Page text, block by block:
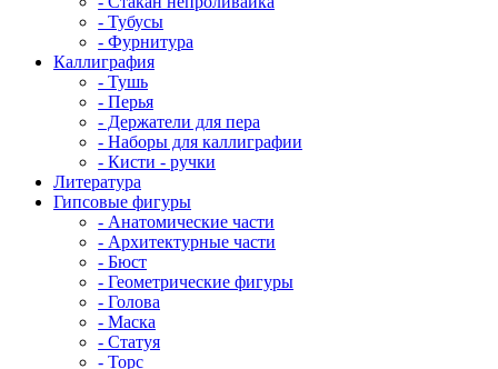
- Тубусы
- Фурнитура
Каллиграфия
- Тушь
- Перья
- Держатели для пера
- Наборы для каллиграфии
- Кисти - ручки
Литература
Гипсовые фигуры
- Анатомические части
- Архитектурные части
- Бюст
- Геометрические фигуры
- Голова
- Маска
- Статуя
- Торс